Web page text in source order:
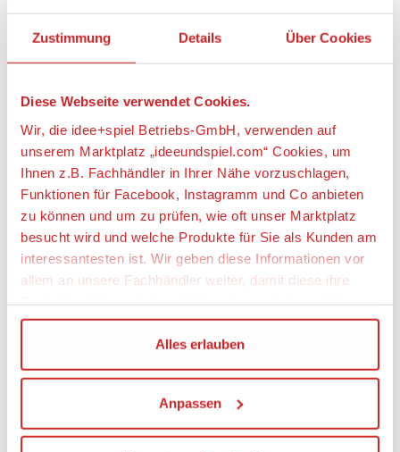
Zustimmung Details Über Cookies
Diese Webseite verwendet Cookies.
Wir, die idee+spiel Betriebs-GmbH, verwenden auf
unserem Marktplatz „ideeundspiel.com“ Cookies, um
Ihnen z.B. Fachhändler in Ihrer Nähe vorzuschlagen,
Funktionen für Facebook, Instagramm und Co anbieten
zu können und um zu prüfen, wie oft unser Marktplatz
besucht wird und welche Produkte für Sie als Kunden am
interessantesten ist. Wir geben diese Informationen vor
allem an unsere Fachhändler weiter, damit diese ihre
Wir verwenden den Google Tag Manager um weitere
Dienste einzubinden.
Wenn Sie auf „Alles erlauben“, klicken, werden ein Teil
Ihrer personenbezogener Daten in die USA übertragen.
Alles erlauben
Anpassen
Fahrzeuge aus LEGO Technic Sets bewegen sich
wirklichkeitsgetreu und verfügen über eine
Weise an die Welt der Technik heranführt. Die LEGO
Bauanleitungen lässt Kinder selbstbewusst bauen,
3D-Modellansichten vergrößern und drehen und
den Baufortschritt verfolgen. Das Set besteht aus
117 Teilen.
SPIELZEUG-HARVESTER: Der LEGO® Technic
John Deere 1470H Rad-Harvester (42218) für
Jungen und Mädchen ab 7 Jahren, die
Baumaschinen lieben, hat einen drehbaren
Ausleger und einen funktionierenden Greifer
TRANSPORTIERE DEN BAUMSTAMM: Zu diesem
Bauset gehört auch ein LEGO® Baumstamm,
Auslegers greifen, anheben und transportieren
können, um eigene Abenteuer im Wald
LENKUNG UND FEDERUNG: Dieses MINT-